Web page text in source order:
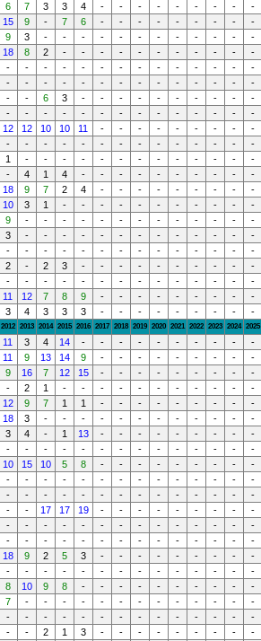
6 7 3 3 4 - - - - - - - - -
15 9 - 7 6 - - - - - - - - -
9 3 - - - - - - - - - - - -
18 8 2 - - - - - - - - - - -
- - - - - - - - - - - - - -
- - - - - - - - - - - - - -
- - 6 3 - - - - - - - - - -
- - - - - - - - - - - - - -
12 12 10 10 11 - - - - - - - - -
- - - - - - - - - - - - - -
1 - - - - - - - - - - - - -
- 4 1 4 - - - - - - - - - -
18 9 7 2 4 - - - - - - - - -
10 3 1 - - - - - - - - - - -
9 - - - - - - - - - - - - -
3 - - - - - - - - - - - - -
- - - - - - - - - - - - - -
2 - 2 3 - - - - - - - - - -
- - - - - - - - - - - - - -
11 12 7 8 9 - - - - - - - - -
3 4 3 3 3 - - - - - - - - -
2012 2013 2014 2015 2016 2017 2018 2019 2020 2021 2022 2023 2024 2025
11 3 4 14 - - - - - - - - - -
11 9 13 14 9 - - - - - - - - -
9 16 7 12 15 - - - - - - - - -
- 2 1 - - - - - - - - - - -
12 9 7 1 1 - - - - - - - - -
18 3 - - - - - - - - - - - -
3 4 - 1 13 - - - - - - - - -
- - - - - - - - - - - - - -
10 15 10 5 8 - - - - - - - - -
- - - - - - - - - - - - - -
- - - - - - - - - - - - - -
- - 17 17 19 - - - - - - - - -
- - - - - - - - - - - - - -
- - - - - - - - - - - - - -
18 9 2 5 3 - - - - - - - - -
- - - - - - - - - - - - - -
8 10 9 8 - - - - - - - - - -
7 - - - - - - - - - - - - -
- - - - - - - - - - - - - -
- - 2 1 3 - - - - - - - - -